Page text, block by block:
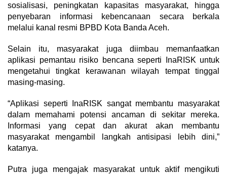
sosialisasi, peningkatan kapasitas masyarakat, hingga
penyebaran informasi kebencanaan secara berkala
melalui kanal resmi BPBD Kota Banda Aceh.
Selain itu, masyarakat juga diimbau memanfaatkan
aplikasi pemantau risiko bencana seperti InaRISK untuk
mengetahui tingkat kerawanan wilayah tempat tinggal
masing-masing.
“Aplikasi seperti InaRISK sangat membantu masyarakat
dalam memahami potensi ancaman di sekitar mereka.
Informasi yang cepat dan akurat akan membantu
masyarakat mengambil langkah antisipasi lebih dini,”
katanya.
Putra juga mengajak masyarakat untuk aktif mengikuti